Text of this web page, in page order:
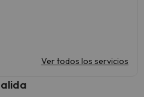
Ver todos los servicios